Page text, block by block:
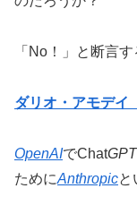
「No！」と断言す
ダリオ・アモデイ
OpenAIでChatGPT
ためにAnthropicと